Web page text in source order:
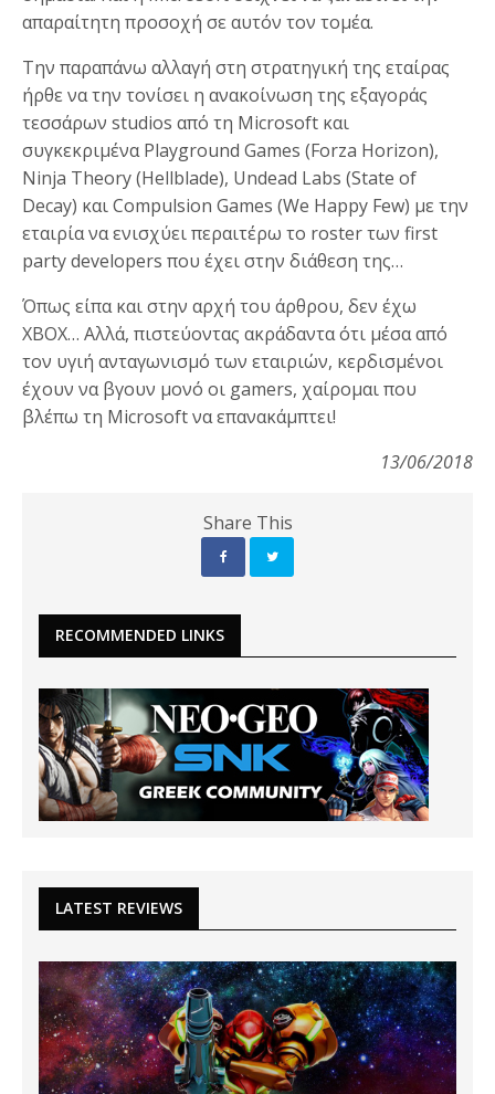
απαραίτητη προσοχή σε αυτόν τον τομέα.
Την παραπάνω αλλαγή στη στρατηγική της εταίρας
ήρθε να την τονίσει η ανακοίνωση της εξαγοράς
τεσσάρων studios από τη Microsoft και
συγκεκριμένα Playground Games (Forza Horizon),
Ninja Theory (Hellblade), Undead Labs (State of
Decay) και Compulsion Games (We Happy Few) με την
εταιρία να ενισχύει περαιτέρω το roster των first
party developers που έχει στην διάθεση της…
Όπως είπα και στην αρχή του άρθρου, δεν έχω
XBOX… Αλλά, πιστεύοντας ακράδαντα ότι μέσα από
τον υγιή ανταγωνισμό των εταιριών, κερδισμένοι
έχουν να βγουν μονό οι gamers, χαίρομαι που
βλέπω τη Microsoft να επανακάμπτει!
13/06/2018
Share This
RECOMMENDED LINKS
LATEST REVIEWS